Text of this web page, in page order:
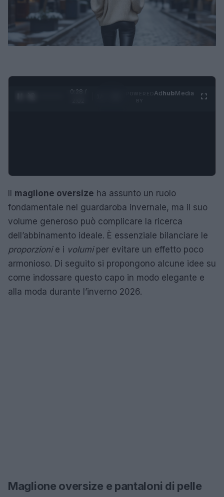
0:29 /
AdhubMedia
Il maglione oversize ha assunto un ruolo
fondamentale nel guardaroba invernale, ma il suo
volume generoso può complicare la ricerca
dell’abbinamento ideale. È essenziale bilanciare le
proporzionie i volumiper evitare un effetto poco
armonioso. Di seguito si propongono alcune idee su
come indossare questo capo in modo elegante e
alla moda durante l’inverno 2026.
Maglione oversize e pantaloni di pelle